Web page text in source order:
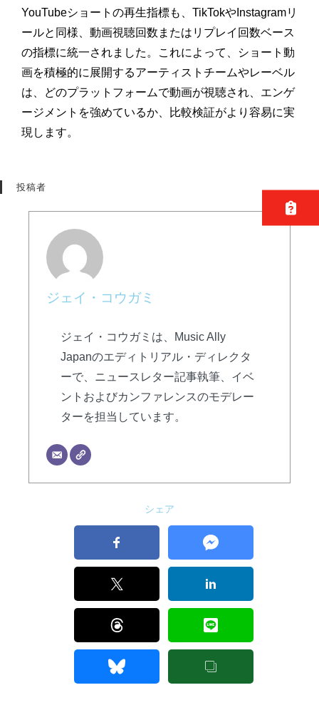
YouTubeショートの再生指標も、TikTokやInstagramリ
ールと同様、動画視聴回数またはリプレイ回数ベース
の指標に統一されました。これによって、ショート動
画を積極的に展開するアーティストチームやレーベル
は、どのプラットフォームで動画が視聴され、エンゲ
ージメントを強めているか、比較検証がより容易に実
現します。
投稿者
ジェイ・コウガミ
ジェイ・コウガミは、Music Ally
Japanのエディトリアル・ディレクタ
ーで、ニュースレター記事執筆、イベ
ントおよびカンファレンスのモデレー
ターを担当しています。
シェア